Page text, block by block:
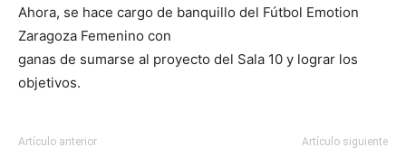
Ahora, se hace cargo de banquillo del Fútbol Emotion
Zaragoza Femenino con
ganas de sumarse al proyecto del Sala 10 y lograr los
objetivos.
Artículo anterior Artículo siguiente